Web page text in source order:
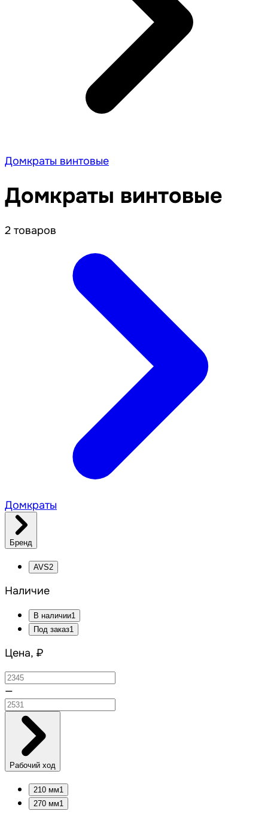
Домкраты винтовые
Домкраты винтовые
2 товаров
Домкраты
Бренд
AVS2
Наличие
В наличии1
Под заказ1
Цена, ₽
—
Рабочий ход
210 мм1
270 мм1